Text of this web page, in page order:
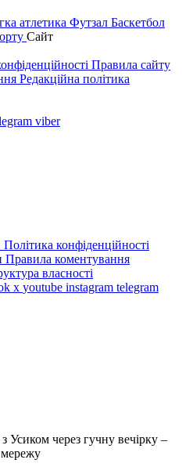
атлетика Футзал Баскетбол
Сайт
Правила сайту
Редакційна політика
viber
Політика конфіденційності
Правила коментування
власності
x youtube instagram telegram
Усиком через гучну вечірку –
мережу